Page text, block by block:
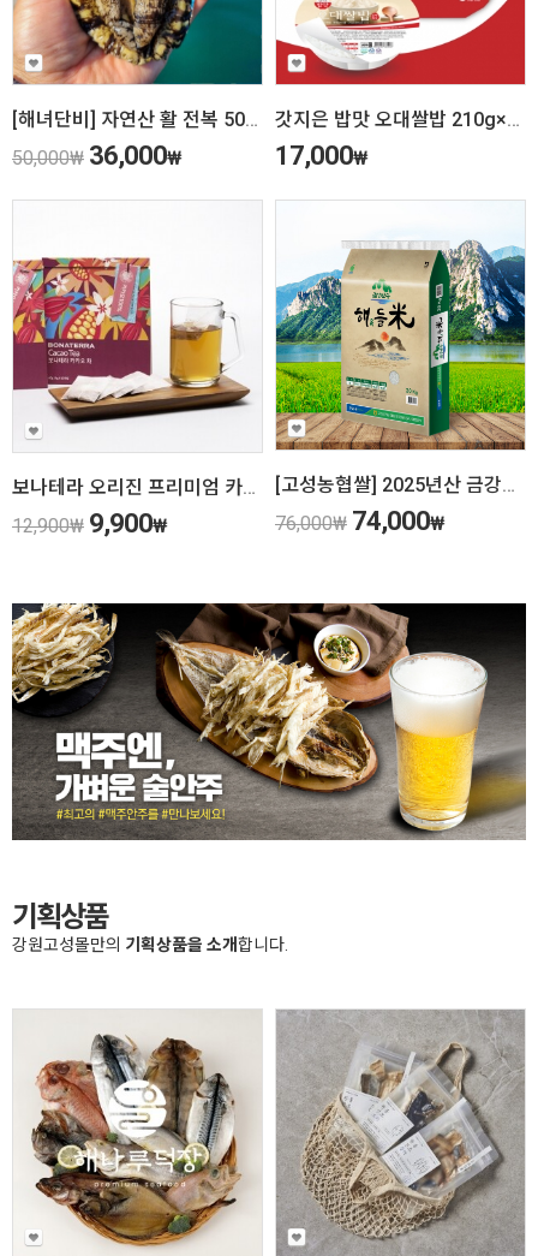
[해녀단비] 자연산 활 전복 500g
50,000₩ 36,000₩
갓지은 밥맛 오대쌀밥 210g×12개입
17,000₩
보나테라 오리진 프리미엄 카카오 100% 차(Tea, 티백 10개입)
12,900₩ 9,900₩
[고성농협쌀] 2025년산 금강산수해앤들미 20kg (상등급) 당일도정
76,000₩ 74,000₩
기획상품
강원고성몰만의 기획상품을 소개합니다.